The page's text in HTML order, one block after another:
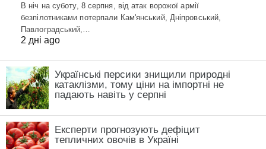
В ніч на суботу, 8 серпня, від атак ворожої армії
безпілотниками потерпали Кам'янський, Дніпровський,
Павлоградський,…
2 дні ago
Українські персики знищили природні
катаклізми, тому ціни на імпортні не
падають навіть у серпні
Експерти прогнозують дефіцит
тепличних овочів в Україні